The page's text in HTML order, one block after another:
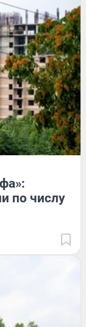
по числу